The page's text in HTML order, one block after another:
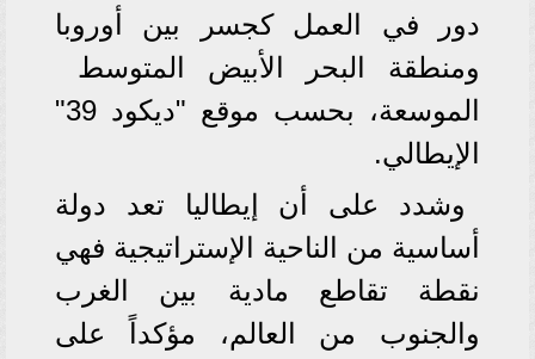
دور في العمل كجسر بين أوروبا
ومنطقة البحر الأبيض المتوسط ​​
الموسعة، بحسب موقع "ديكود 39"
الإيطالي.
وشدد على أن إيطاليا تعد دولة
أساسية من الناحية الإستراتيجية فهي
نقطة تقاطع مادية بين الغرب
والجنوب من العالم، مؤكداً على